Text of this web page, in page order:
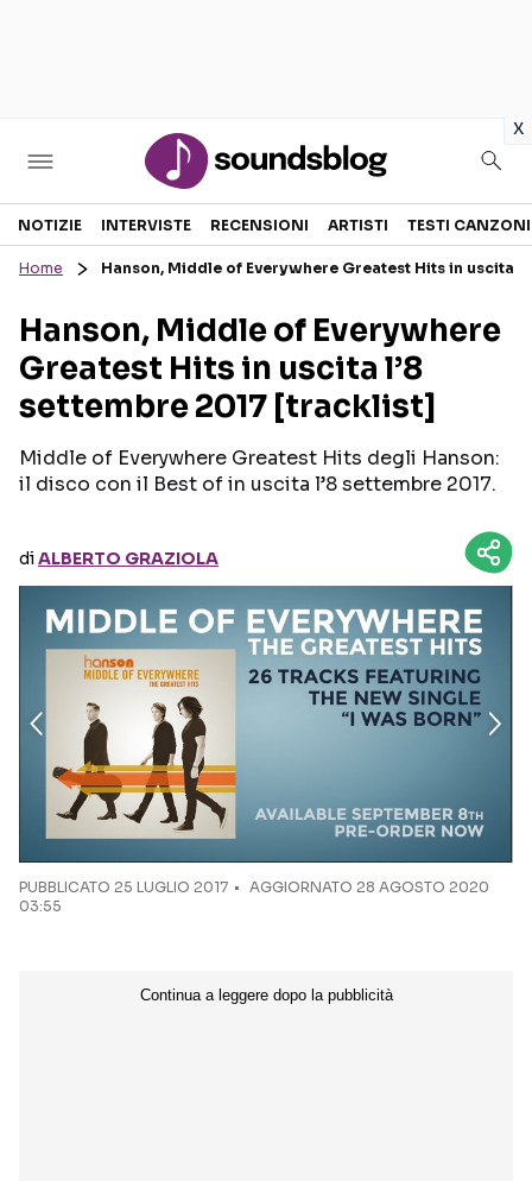
x
Sezioni
RECENSIONI MUSICALI
INTERVISTE
GOSSIP E CURIOSITÀ
TESTI CANZONI
TOUR ED EVENTI
TALENT SHOW
Seguici sui social
NOTIZIE INTERVISTE RECENSIONI ARTISTI TESTI CANZONI
Home Hanson, Middle of Everywhere Greatest Hits in uscita
Hanson, Middle of Everywhere
Greatest Hits in uscita l’8
settembre 2017 [tracklist]
Middle of Everywhere Greatest Hits degli Hanson:
il disco con il Best of in uscita l’8 settembre 2017.
diALBERTO GRAZIOLA
PUBBLICATO 25 LUGLIO 2017
AGGIORNATO 28 AGOSTO 2020
03:55